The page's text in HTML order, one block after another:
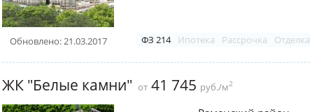
Обновлено: 21.03.2017 ФЗ 214 Ипотека Рассрочка Отделка
ЖК "Белые камни" от 41 745 руб./м2